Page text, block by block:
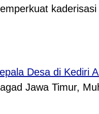
Desa di Kediri
Jawa Timur,